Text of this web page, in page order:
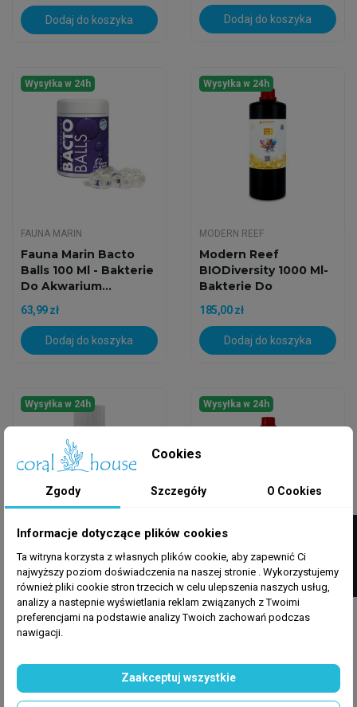
Dodaj do koszyka Dodaj do koszyka
Wysyłka w 24h
FAUNA MARIN
Fauna Marin Bacto
Balls 100 Ml - Bakterie
Do Akwarium...
63,99 zł
Dodaj do koszyka
Wysyłka w 24h
MODERN REEF
Modern Reef
BIODiversity 1000 Ml-
Bakterie Do
Akwarium...
185,00 zł
Dodaj do koszyka
Wysyłka w 24h
SEACHEM
Seachem Stability
50ml - Bakterie Do
Akwarium
25,49 zł
Wysyłka w 24h
MODERN REEF
Modern Reef
BIODiversity 500 Ml-
Bakterie Do Akwarium
Cookies
Zgody Szczegóły O Cookies
Informacje dotyczące plików cookies
Ta witryna korzysta z własnych plików cookie, aby zapewnić Ci
najwyższy poziom doświadczenia na naszej stronie . Wykorzystujemy
również pliki cookie stron trzecich w celu ulepszenia naszych usług,
analizy a nastepnie wyświetlania reklam związanych z Twoimi
preferencjami na podstawie analizy Twoich zachowań podczas
nawigacji.
Zaakceptuj wszystkie